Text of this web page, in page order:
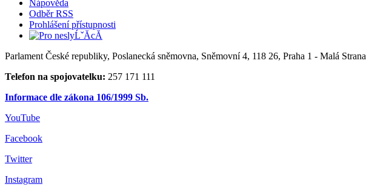
Nápověda
Odběr RSS
Prohlášení přístupnosti
Parlament České republiky, Poslanecká sněmovna, Sněmovní 4, 118 26, Praha 1 - Malá Strana
Telefon na spojovatelku: 257 171 111
Informace dle zákona 106/1999 Sb.
YouTube
Facebook
Twitter
Instagram